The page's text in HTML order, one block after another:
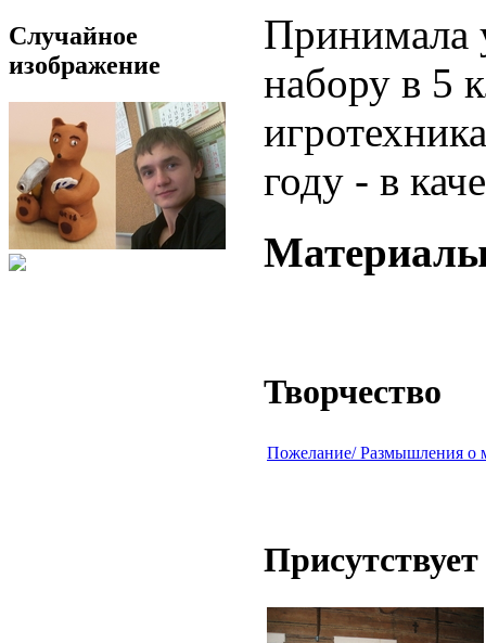
Случайное
изображение
Принимала
набору в 5
году - в
Творчество
Пожелание/ Размышления о